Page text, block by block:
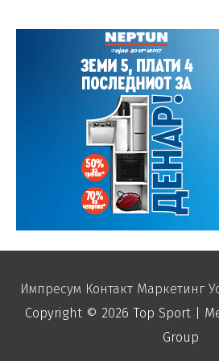
Импресум Контакт Маркетинг
Copyright © 2026 Top Sport|
Group